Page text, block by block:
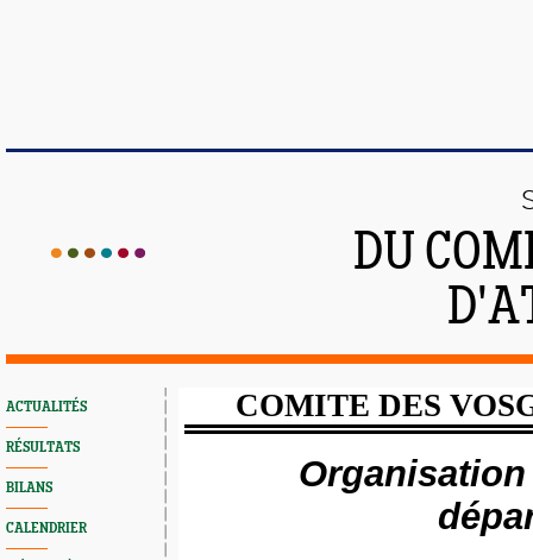
DU
ACTUALITÉS
RÉSULTATS
BILANS
CALENDRIER
COMITE DES